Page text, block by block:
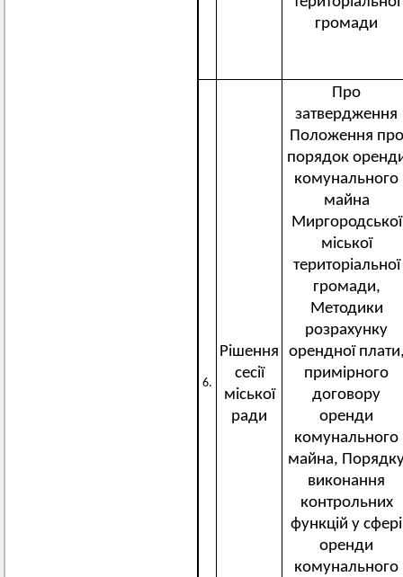
громади
6.
Рішення
сесії
міської
ради
Про
затвердження
Положення про
порядок
комунального
майна
Миргородської
міської
територіальної
громади,
Методики
розрахунку
орендної
примірного
договору
оренди
комунального
майна,
виконання
контрольних
функцій у сфері
оренди
комунального